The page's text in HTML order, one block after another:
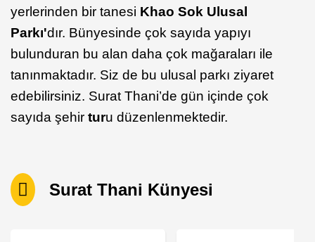
yerlerinden bir tanesi Khao Sok Ulusal
Parkı'dır. Bünyesinde çok sayıda yapıyı
bulunduran bu alan daha çok mağaraları ile
tanınmaktadır. Siz de bu ulusal parkı ziyaret
edebilirsiniz. Surat Thani’de gün içinde çok
sayıda şehir turu düzenlenmektedir.
Surat Thani Künyesi